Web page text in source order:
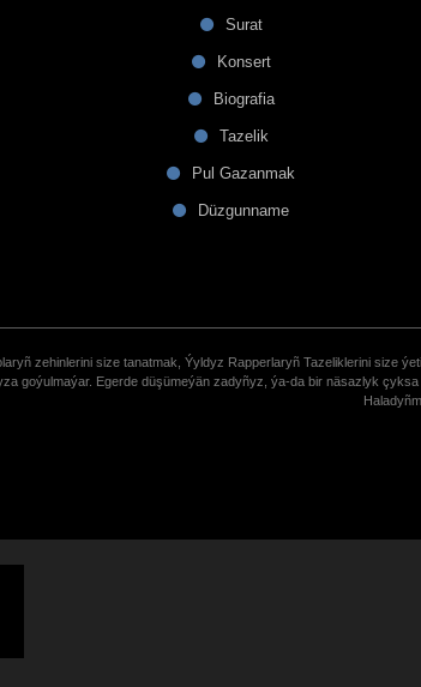
Surat
Konsert
Biografia
Tazelik
Pul Gazanmak
Düzgunname
zehinlerini size tanatmak, Ýyldyz Rapperlaryñ Tazeliklerini size
goýulmaýar. Egerde düşümeýän zadyñyz, ýa-da bir näsazlyk